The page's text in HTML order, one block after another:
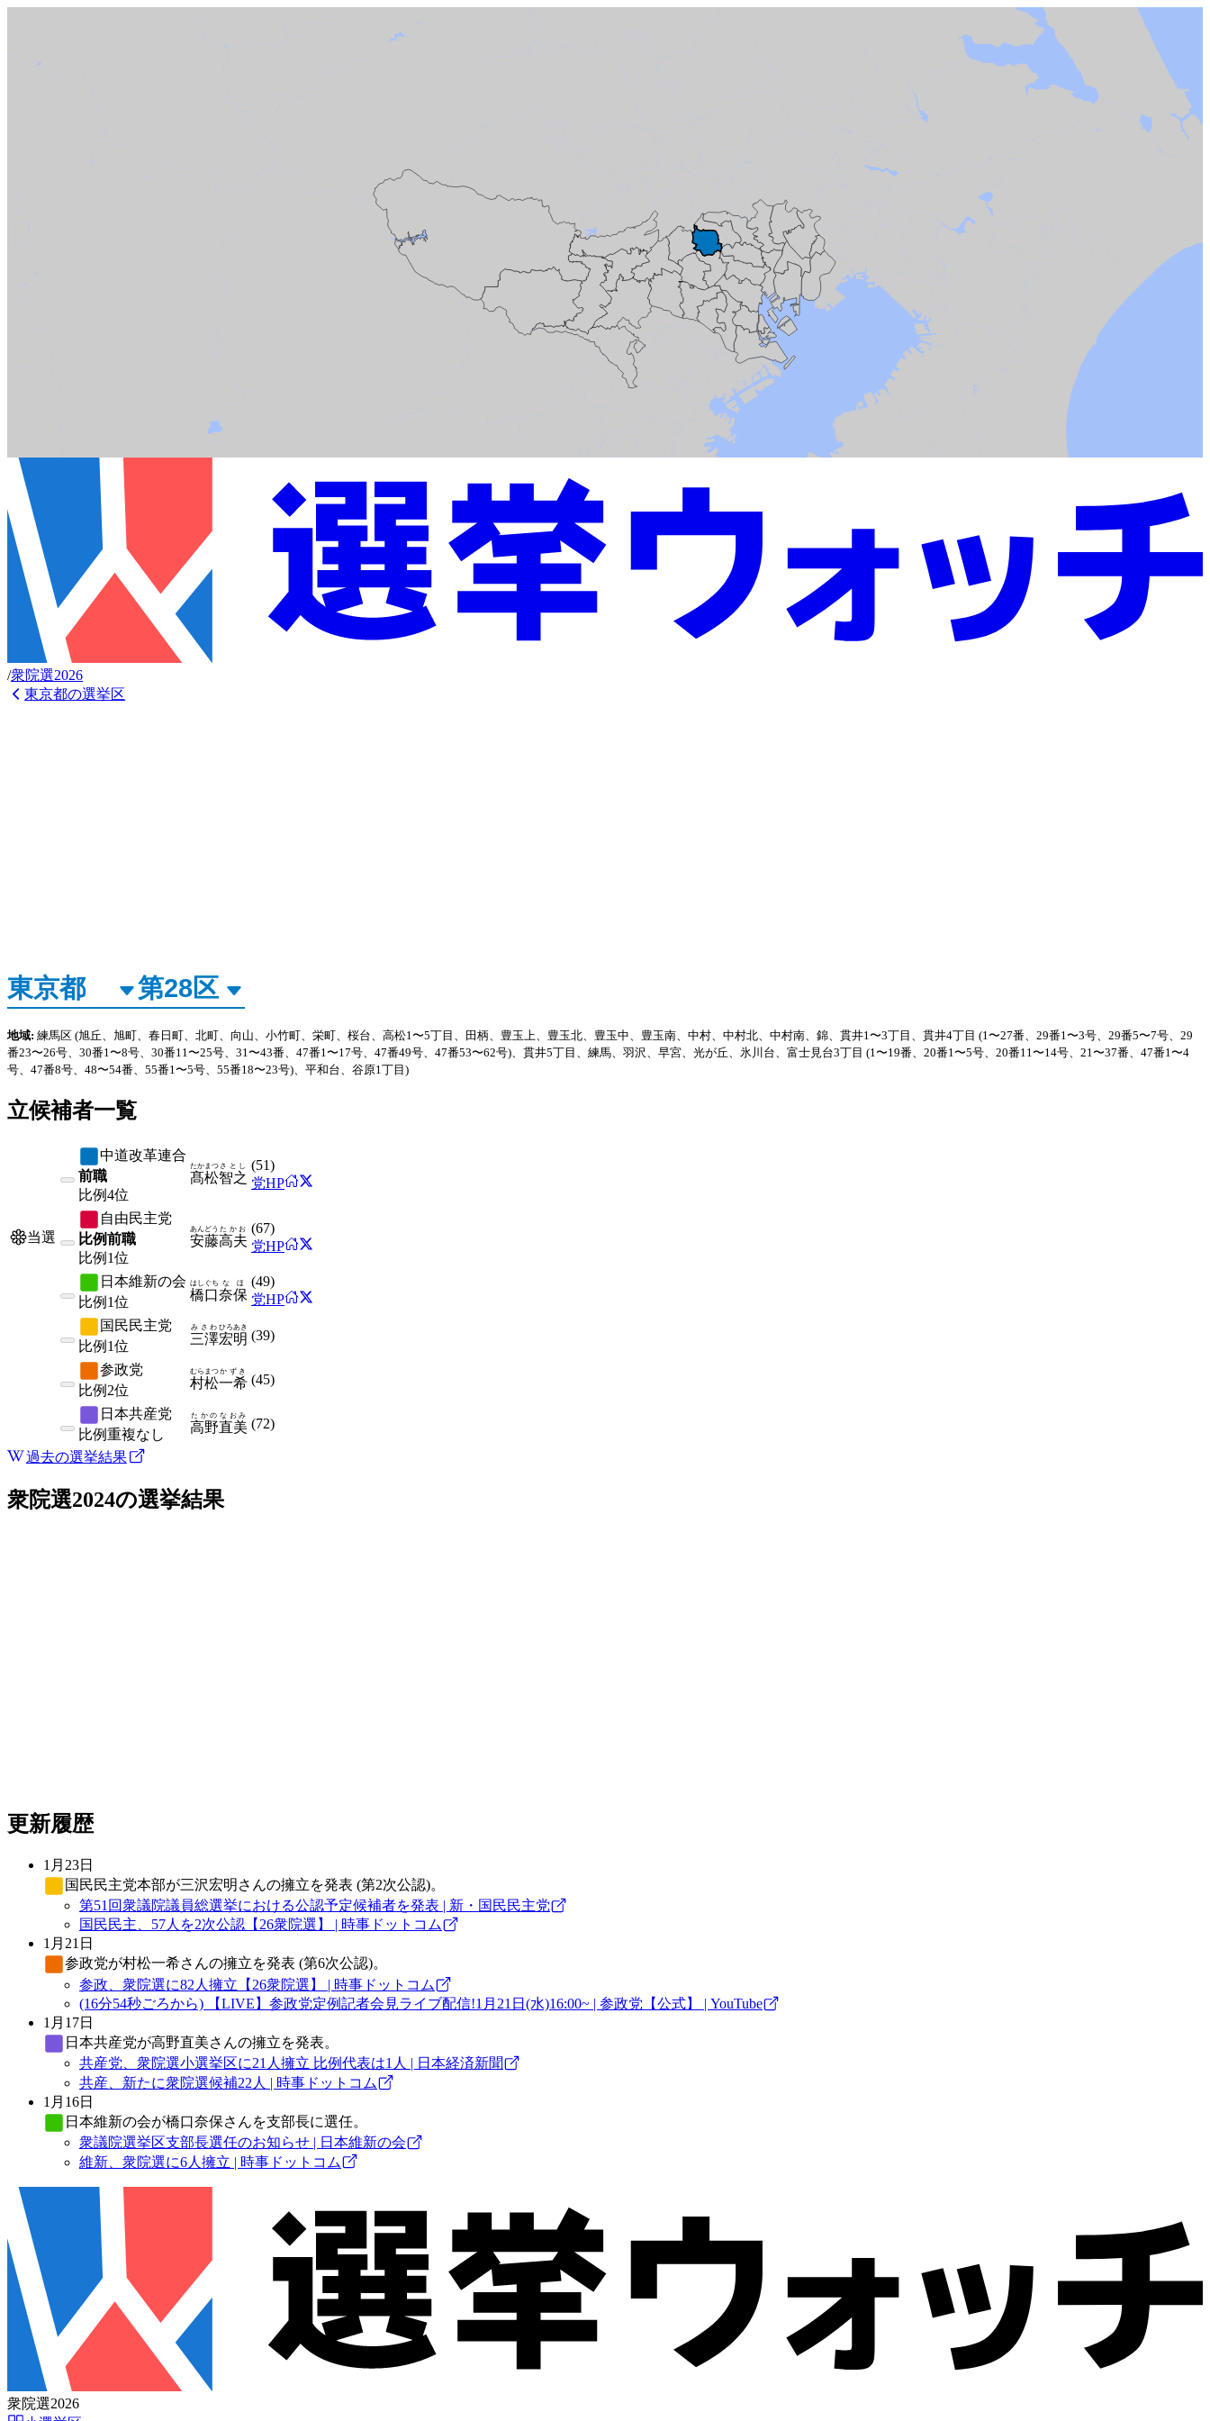
/衆院選2026
東京都の選挙区
地域: 練馬区 (旭丘、旭町、春日町、北町、向山、小竹町、栄町、桜台、高松1〜5丁目、田柄、豊玉上、豊玉北、豊玉中、豊玉南、中村、中村北、中村南、錦、貫井1〜3丁目、貫井4丁目 (1〜27番、29番1〜3号、29番5〜7号、29
番23〜26号、30番1〜8号、30番11〜25号、31〜43番、47番1〜17号、47番49号、47番53〜62号)、貫井5丁目、練馬、羽沢、早宮、光が丘、氷川台、富士見台3丁目 (1〜19番、20番1〜5号、20番11〜14号、21〜37番、47番1〜4
号、47番8号、48〜54番、55番1〜5号、55番18〜23号)、平和台、谷原1丁目)
立候補者一覧
中道改革連合
前職
比例4位
髙松
たかまつ
智之
さとし (51)
党HP
当選
自由民主党
比例前職
比例 1位
安藤
あんどう
高夫
たかお (67)
党HP
日本維新の会
比例 1位 橋口
はしぐち
奈保
なほ (49)
党HP
国民民主党
比例 1位 三澤
みさわ
宏明
ひろあき
(39)
参政党
比例 2位 村松
むらまつ
一希
かずき
(45)
日本共産党
比例重複なし 高野
たかの
直美
なおみ
(72)
過去の選挙結果
衆院選2024の選挙結果
更新履歴
1月23日
国民民主党本部が三沢宏明さんの擁立を発表 (第2次公認)。
第51回衆議院議員総選挙における公認予定候補者を発表 | 新・国民民主党
国民民主、57人を2次公認【26衆院選】 | 時事ドットコム
1月21日
参政党が村松一希さんの擁立を発表 (第6次公認)。
参政、衆院選に82人擁立【26衆院選】 | 時事ドットコム
(16分54秒ごろから) 【LIVE】参政党定例記者会見ライブ配信!1月21日(水)16:00~ | 参政党【公式】 | YouTube
1月17日
日本共産党が高野直美さんの擁立を発表。
共産党、衆院選小選挙区に21人擁立 比例代表は1人 | 日本経済新聞
共産、新たに衆院選候補22人 | 時事ドットコム
1月16日
日本維新の会が橋口奈保さんを支部長に選任。
衆議院選挙区支部長選任のお知らせ | 日本維新の会
維新、衆院選に6人擁立 | 時事ドットコム
衆院選2026